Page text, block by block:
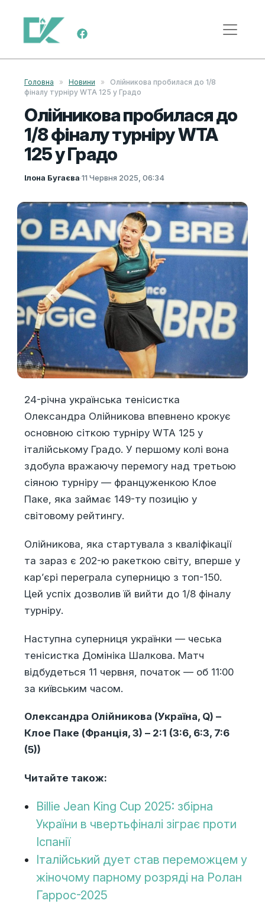
Skip to content
Main Navigation
Головна » Новини »
Олійникова пробилася до 1/8
фіналу турніру WTA 125 у Градо
Олійникова пробилася до
1/8 фіналу турніру WTA
125 у Градо
Ілона Бугаєва·11 Червня 2025, 06:34
24-річна українська тенісистка
Олександра Олійникова впевнено крокує
основною сіткою турніру WTA 125 у
італійському Градо. У першому колі вона
здобула вражаючу перемогу над третьою
сіяною турніру — француженкою Клое
Паке, яка займає 149-ту позицію у
світовому рейтингу.
Олійникова, яка стартувала з кваліфікації
та зараз є 202-ю ракеткою світу, вперше у
кар’єрі переграла суперницю з топ-150.
Цей успіх дозволив їй вийти до 1/8 фіналу
турніру.
Наступна суперниця українки — чеська
тенісистка Домініка Шалкова. Матч
відбудеться 11 червня, початок — об 11:00
за київським часом.
Олександра Олійникова (Україна, Q) –
Клое Паке (Франція, 3) – 2:1 (3:6, 6:3, 7:6
(5))
Читайте також:
Billie Jean King Cup 2025: збірна
України в чвертьфіналі зіграє проти
Іспанії
Італійський дует став переможцем у
жіночому парному розряді на Ролан
Гаррос-2025